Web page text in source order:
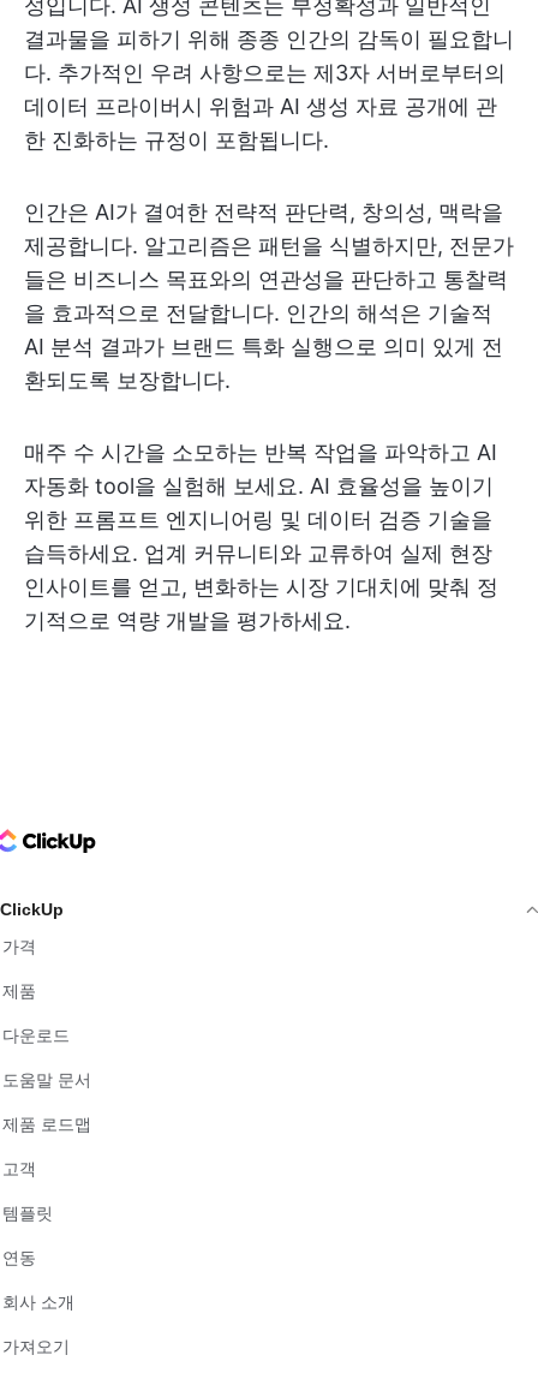
성입니다. AI 생성 콘텐츠는 부정확성과 일반적인
결과물을 피하기 위해 종종 인간의 감독이 필요합니
다. 추가적인 우려 사항으로는 제3자 서버로부터의
데이터 프라이버시 위험과 AI 생성 자료 공개에 관
한 진화하는 규정이 포함됩니다.
인간은 AI가 결여한 전략적 판단력, 창의성, 맥락을
제공합니다. 알고리즘은 패턴을 식별하지만, 전문가
들은 비즈니스 목표와의 연관성을 판단하고 통찰력
을 효과적으로 전달합니다. 인간의 해석은 기술적
AI 분석 결과가 브랜드 특화 실행으로 의미 있게 전
환되도록 보장합니다.
매주 수 시간을 소모하는 반복 작업을 파악하고 AI
자동화 tool을 실험해 보세요. AI 효율성을 높이기
위한 프롬프트 엔지니어링 및 데이터 검증 기술을
습득하세요. 업계 커뮤니티와 교류하여 실제 현장
인사이트를 얻고, 변화하는 시장 기대치에 맞춰 정
기적으로 역량 개발을 평가하세요.
Logo
ClickUp
가격
제품
다운로드
도움말 문서
제품 로드맵
고객
템플릿
연동
회사 소개
가져오기